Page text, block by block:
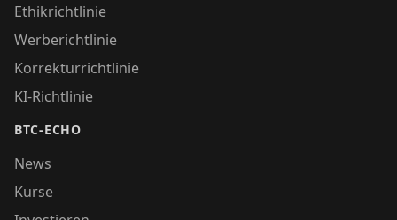
Ethikrichtlinie
Werberichtlinie
Korrekturrichtlinie
KI-Richtlinie
BTC-ECHO
News
Kurse